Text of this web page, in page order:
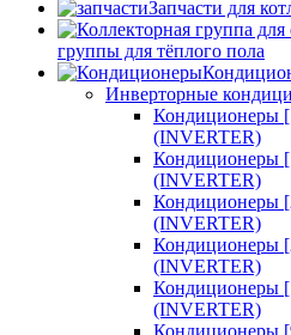
Запчасти для
группы для тёплого пола
Инверторные
Кондиционеры
(INVERTER)
Кондиционеры
(INVERTER)
Кондиционеры
(INVERTER)
Кондиционеры
(INVERTER)
Кондиционеры
(INVERTER)